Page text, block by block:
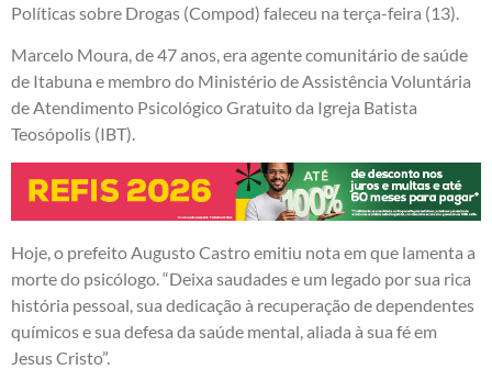
Políticas sobre Drogas (Compod) faleceu na terça-feira (13).
Marcelo Moura, de 47 anos, era agente comunitário de saúde
de Itabuna e membro do Ministério de Assistência Voluntária
de Atendimento Psicológico Gratuito da Igreja Batista
Teosópolis (IBT).
Hoje, o prefeito Augusto Castro emitiu nota em que lamenta a
morte do psicólogo. “Deixa saudades e um legado por sua rica
história pessoal, sua dedicação à recuperação de dependentes
químicos e sua defesa da saúde mental, aliada à sua fé em
Jesus Cristo”.